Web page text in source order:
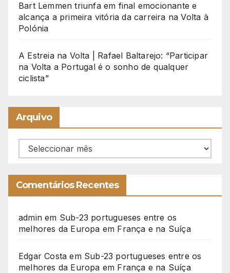
Bart Lemmen triunfa em final emocionante e
alcança a primeira vitória da carreira na Volta à
Polónia
A Estreia na Volta | Rafael Baltarejo: “Participar
na Volta a Portugal é o sonho de qualquer
ciclista”
Arquivo
Arquivo
Comentários Recentes
admin em Sub-23 portugueses entre os
melhores da Europa em França e na Suíça
Edgar Costa em Sub-23 portugueses entre os
melhores da Europa em França e na Suíça